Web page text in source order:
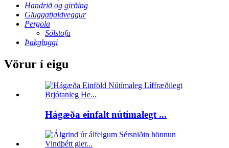
Handrið og girðing
Gluggatjaldveggur
Pergola
Sólstofa
Þakgluggi
Vörur í eigu
Hágæða einfalt nútímalegt ...